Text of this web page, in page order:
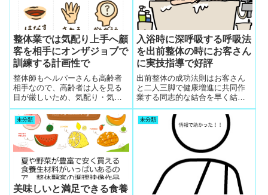
整体業では気配り上手へ顧
客を相手にオンザジョブで
訓練する計画性で
整体師もヘルパーさんも高齢者
相手なので、高齢者は人を見る
目が厳しいため、気配り・気遣
いができる人になるためのオン
ザジョブを訓練する計画が経営
には必須で、好かれる人になる
には結果が伴わないと好きにな
ってもらえないので結果重視で
改善を絶えずする
入浴時に深呼吸する呼吸法
を出前整体の時にお客さん
に実技指導で好評
出前整体の成功法則はお客さん
と二人三脚で健康増進に共同作
業する同志的な結合を早く結ぶ
ことです。その一番早く結束で
きる合意点は入浴時に深呼吸す
る呼吸法を出前整体の時にお客
さんに実技指導で教えて入浴し
て健康になる手ごたえを体感い
ただく共同歩調です。より健康
になったと好評になり、このお
客さんの体験が知り合い集客へ
向かいます。
未分類
美味しいと満足できる食養
未分類